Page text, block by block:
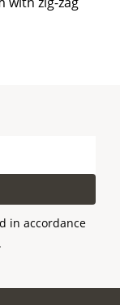
in accordance